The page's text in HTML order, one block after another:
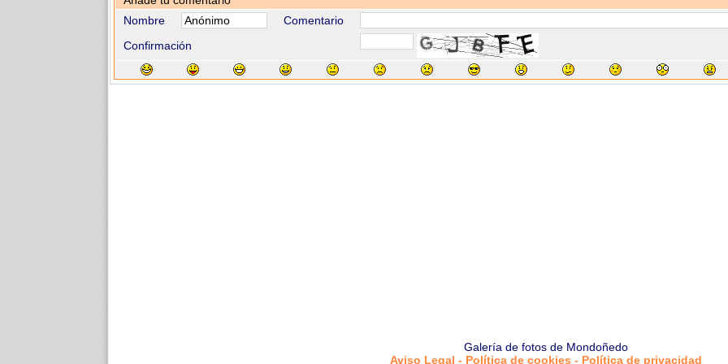
Nombre
Comentario
Confirmación
Galería de fotos de Mondoñedo
Aviso Legal - Política de cookies - Política de privacidad